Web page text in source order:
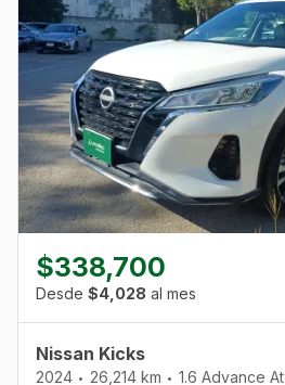
$338,700
Desde $4,028 al mes
Nissan Kicks
2024 • 26,214 km • 1.6 Advance At